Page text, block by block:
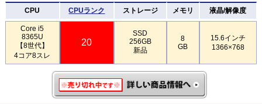
CPU CPUランク ストレージ メモリ 液晶/解像度
Core i5
8365U
【8世代】
4コア8スレ
20
SSD
256GB
新品
8
GB
15.6インチ
1366×768